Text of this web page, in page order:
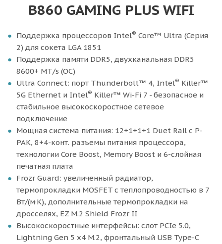
B860 GAMING PLUS WIFI
Поддержка процессоров Intel® Core™ Ultra (Серия
2) для сокета LGA 1851
Поддержка памяти DDR5, двухканальная DDR5
8600+ MT/s (OC)
Ultra Connect: порт Thunderbolt™ 4, Intel® Killer™
5G Ethernet и Intel® Killer™ Wi-Fi 7 - безопасное и
стабильное высокоскоростное сетевое
подключение
Мощная система питания: 12+1+1+1 Duet Rail с P-
PAK, 8+4-конт. разъемы питания процессора,
технологии Core Boost, Memory Boost и 6-слойная
печатная плата
Frozr Guard: увеличенный радиатор,
термопрокладки MOSFET с теплопроводностью в 7
Вт/(м·K), дополнительные термопрокладки на
дросселях, EZ M.2 Shield Frozr II
Высокоскоростные интерфейсы: слот PCIe 5.0,
Lightning Gen 5 x4 M.2, фронтальный USB Type-C